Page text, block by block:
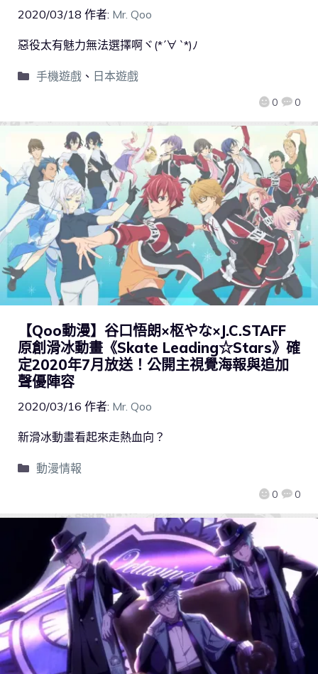
2020/03/18 作者: Mr. Qoo
0 0
惡役太有魅力無法選擇啊ヾ(*´∀ ˋ*)ﾉ
手機遊戲、 日本遊戲
【Qoo動漫】谷口悟朗×枢やな×J.C.STAFF
原創滑冰動畫《Skate Leading☆Stars》確
定2020年7月放送！公開主視覺海報與追加
聲優陣容
2020/03/16 作者: Mr. Qoo
0 0
新滑冰動畫看起來走熱血向？
動漫情報